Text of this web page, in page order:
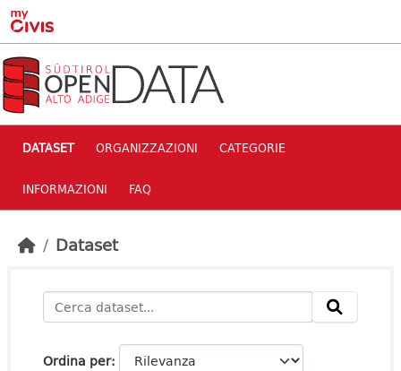
Skip to main content
DATASET ORGANIZZAZIONI CATEGORIE
INFORMAZIONI FAQ
Dataset
Ordina per